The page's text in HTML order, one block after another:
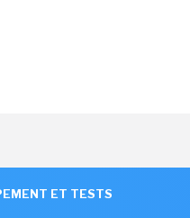
ET TESTS